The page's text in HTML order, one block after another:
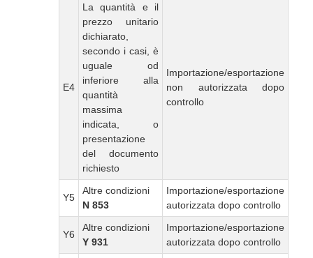
E4
La quantità e il
prezzo unitario
dichiarato,
secondo i casi, è
uguale od
inferiore alla
quantità
massima
indicata, o
presentazione
del documento
richiesto
Importazione/esportazione
non autorizzata dopo
controllo
Y5
Altre condizioni
N 853
Importazione/esportazione
autorizzata dopo controllo
Y6
Altre condizioni
Y 931
Importazione/esportazione
autorizzata dopo controllo